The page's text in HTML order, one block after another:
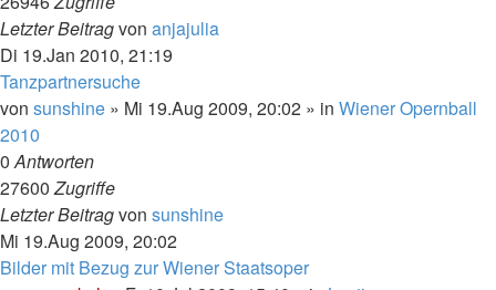
Letzter Beitragvon anjajulia
Di 19.Jan 2010, 21:19
Tanzpartnersuche
von sunshine » Mi 19.Aug 2009, 20:02 » in Wiener Opernball
2010
0Antworten
27600Zugriffe
Letzter Beitragvon sunshine
Mi 19.Aug 2009, 20:02
Bilder mit Bezug zur Wiener Staatsoper